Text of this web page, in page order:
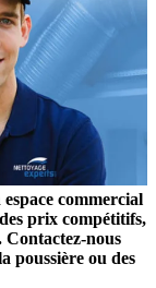
commercial
prix compétitifs,
Contactez-nous
poussière ou des